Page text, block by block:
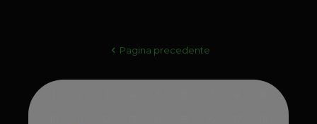
Pagina precedente